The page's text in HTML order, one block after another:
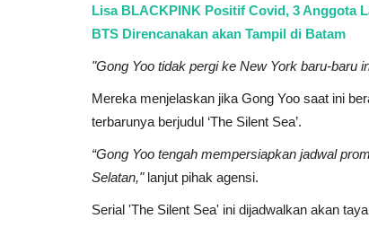
Lisa BLACKPINK Positif Covid, 3 Anggota
BTS Direncanakan akan Tampil di Batam
"Gong Yoo tidak pergi ke New York baru-baru
Mereka menjelaskan jika Gong Yoo saat ini
terbarunya berjudul ‘The Silent Sea’.
“Gong Yoo tengah mempersiapkan jadwal
Selatan,"lanjut pihak agensi.
Serial 'The Silent Sea' ini dijadwalkan akan